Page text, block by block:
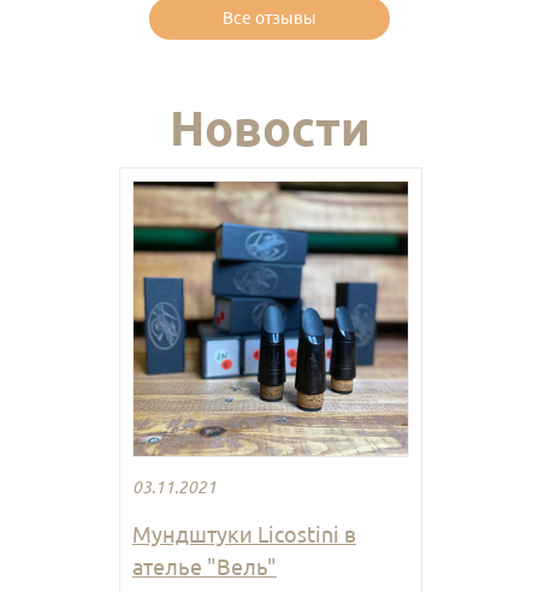
Все отзывы
Новости
03.11.2021
Мундштуки Licostini в
ателье "Вель"